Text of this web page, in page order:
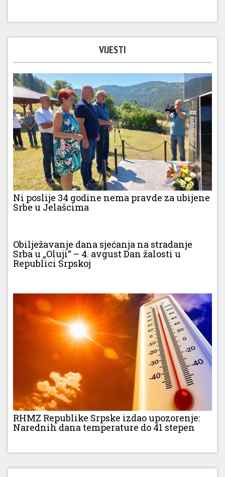
VIJESTI
Ni poslije 34 godine nema pravde za ubijene
Srbe u Jelašcima
Obilježavanje dana sjećanja na stradanje
Srba u „Oluji“ – 4. avgust Dan žalosti u
Republici Srpskoj
RHMZ Republike Srpske izdao upozorenje:
Narednih dana temperature do 41 stepen